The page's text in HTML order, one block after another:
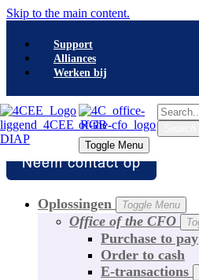
Skip to the main content.
Support
Alliances
Werken bij
Toggle Menu
Search
Toggle Menu
Oplossingen Toggle Menu
Office of the CFO
Purchase to pay
Order to cash
E-transactions